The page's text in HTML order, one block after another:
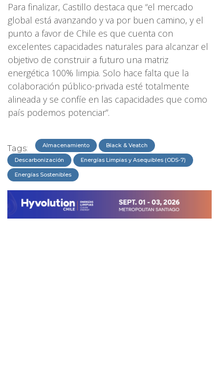
Para finalizar, Castillo destaca que “el mercado
global está avanzando y va por buen camino, y el
punto a favor de Chile es que cuenta con
excelentes capacidades naturales para alcanzar el
objetivo de construir a futuro una matriz
energética 100% limpia. Solo hace falta que la
colaboración público-privada esté totalmente
alineada y se confíe en las capacidades que como
país podemos potenciar”.
Tags: Almacenamiento Black & Veatch
Descarbonización Energías Limpias y Asequibles (ODS-7)
Energías Sostenibles